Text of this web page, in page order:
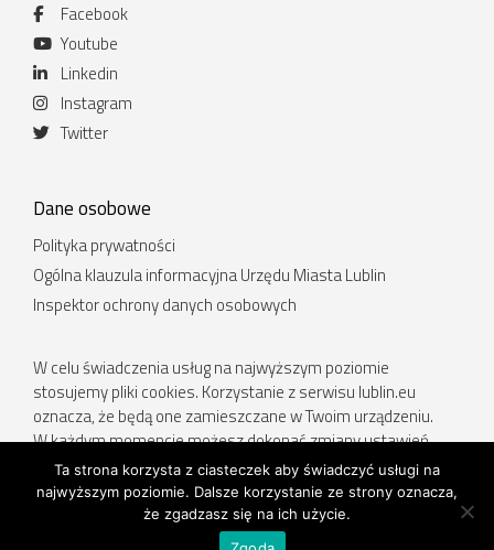
Facebook
Youtube
Linkedin
Instagram
Twitter
Dane osobowe
Polityka prywatności
Ogólna klauzula informacyjna Urzędu Miasta Lublin
Inspektor ochrony danych osobowych
W celu świadczenia usług na najwyższym poziomie
stosujemy pliki cookies. Korzystanie z serwisu lublin.eu
oznacza, że będą one zamieszczane w Twoim urządzeniu.
W każdym momencie możesz dokonać zmiany ustawień
Twojej przeglądarki. Więcej informacji w Polityce prywatności.
Deklaracja dostępności.
Ta strona korzysta z ciasteczek aby świadczyć usługi na
najwyższym poziomie. Dalsze korzystanie ze strony oznacza,
że zgadzasz się na ich użycie.